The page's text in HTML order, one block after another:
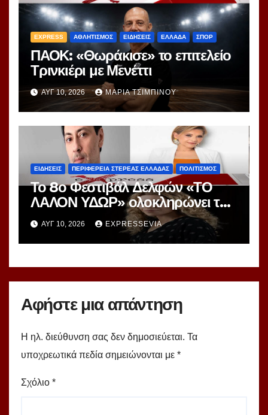
EXPRESS ΑΘΛΗΤΙΣΜΟΣ ΕΙΔΗΣΕΙΣ ΕΛΛΑΔΑ ΣΠΟΡ
ΠΑΟΚ: «Θωράκισε» το επιτελείο
Τρινκιέρι με Μενέττι
ΑΥΓ 10, 2026 ΜΑΡΊΑ ΤΣΙΜΠΙΝΟΎ
ΕΙΔΗΣΕΙΣ ΠΕΡΙΦΕΡΕΙΑ ΣΤΕΡΕΑΣ ΕΛΛΑΔΑΣ ΠΟΛΙΤΙΣΜΟΣ
Το 8ο Φεστιβάλ Δελφών «ΤΟ
ΛΑΛΟΝ ΥΔΩΡ» ολοκληρώνει τα
δρώμενα στον Δήμο Δωρίδος
ΑΥΓ 10, 2026 EXPRESSEVIA
Αφήστε μια απάντηση
Η ηλ. διεύθυνση σας δεν δημοσιεύεται. Τα
υποχρεωτικά πεδία σημειώνονται με *
Σχόλιο *